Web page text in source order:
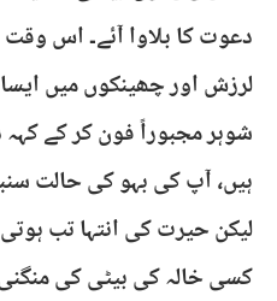
دعوت کا بلاوا آئے۔ اس
لرزش اور چھینکوں میں
شوہر مجبوراً فون کر کے
ہیں، آپ کی بہو کی حالت
لیکن حیرت کی انتہا تب
کسی خالہ کی بیٹی کی